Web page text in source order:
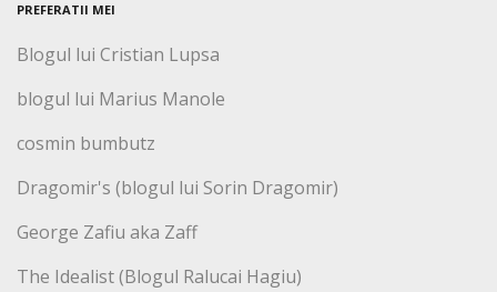
PREFERATII MEI
Blogul lui Cristian Lupsa
blogul lui Marius Manole
cosmin bumbutz
Dragomir's (blogul lui Sorin Dragomir)
George Zafiu aka Zaff
The Idealist (Blogul Ralucai Hagiu)